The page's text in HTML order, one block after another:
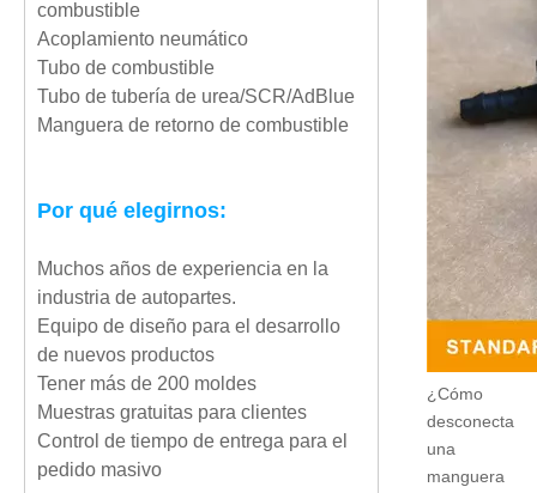
combustible
Acoplamiento neumático
Tubo de combustible
Tubo de tubería de urea/SCR/AdBlue
Manguera de retorno de combustible
Por qué elegirnos:
Muchos años de experiencia en la
industria de autopartes.
Equipo de diseño para el desarrollo
de nuevos productos
Tener más de 200 moldes
Muestras gratuitas para clientes
Control de tiempo de entrega para el
pedido masivo
¿Cómo
desconecta
una
manguera